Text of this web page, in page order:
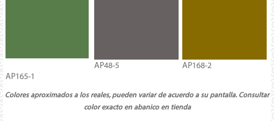
AP165-1
AP48-5 AP168-2
Colores aproximados a los reales, pueden variar de acuerdo a su pantalla. Consultar
color exacto en abanico en tienda